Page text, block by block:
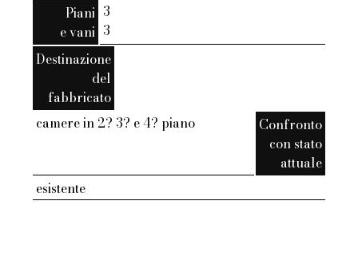
Piani
e vani
3
3
Destinazione
del
fabbricato
camere in 2? 3? e 4? piano
Confronto
con stato
attuale
esistente